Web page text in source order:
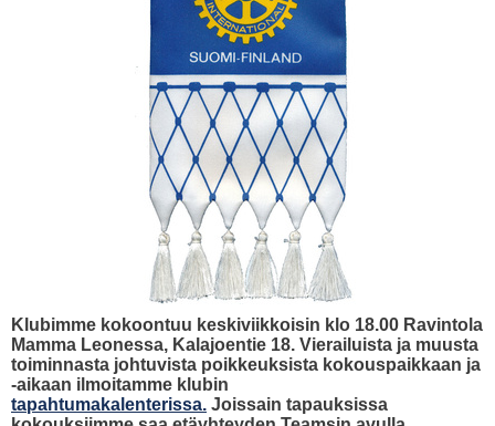
Klubimme kokoontuu keskiviikkoisin klo 18.00 Ravintola
Mamma Leonessa, Kalajoentie 18. Vierailuista ja muusta
toiminnasta johtuvista poikkeuksista kokouspaikkaan ja
-aikaan ilmoitamme klubin
tapahtumakalenterissa. Joissain tapauksissa